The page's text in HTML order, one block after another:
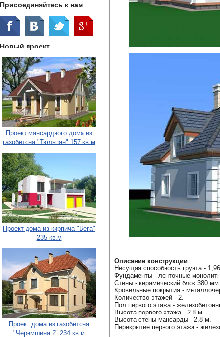
Присоединяйтесь к нам
Новый проект
Проект мансардного дома из
газобетона "Тюльпан" 157 кв.м
Проект дома из кирпича "Вега"
235 кв.м
Проект дома из газобетона
"Черемшина 2" 234 кв.м
Описание конструкции.
Несущая способность грунта -
Фундаменты - ленточные
Стены - керамический блок 380 мм.
Кровельные покрытия -
Количество этажей - 2.
Пол первого этажа -
Высота первого этажа - 2.8 м.
Высота стены мансарды - 2.8 м.
Перекрытие первого этажа -